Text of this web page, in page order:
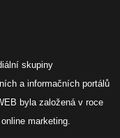
skupiny
a informačních portálů
byla založená v roce
marketing.